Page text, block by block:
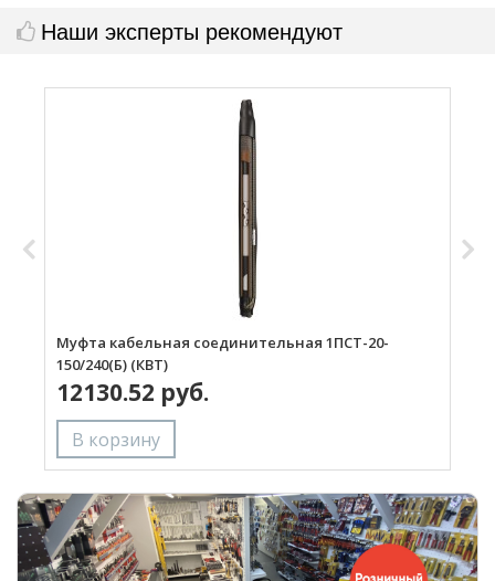
Наши эксперты рекомендуют
Муфта кабельная соединительная 1ПСТ-20-
150/240(Б) (КВТ)
12130.52 руб.